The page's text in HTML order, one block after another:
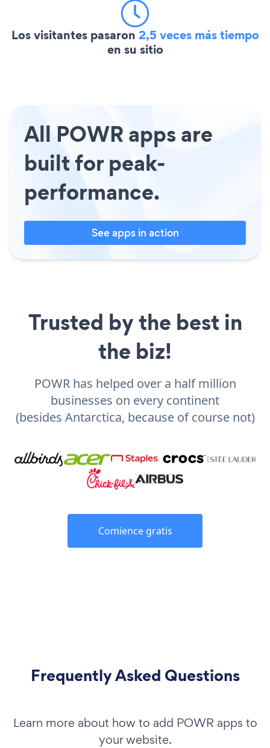
Los visitantes pasaron 2,5 veces más tiempo
en su sitio
All POWR apps are
built for peak-
performance.
See apps in action
Trusted by the best in
the biz!
POWR has helped over a half million
businesses on every continent
(besides Antarctica, because of course not)
Comience gratis
Frequently Asked Questions
Learn more about how to add POWR apps to
your website.